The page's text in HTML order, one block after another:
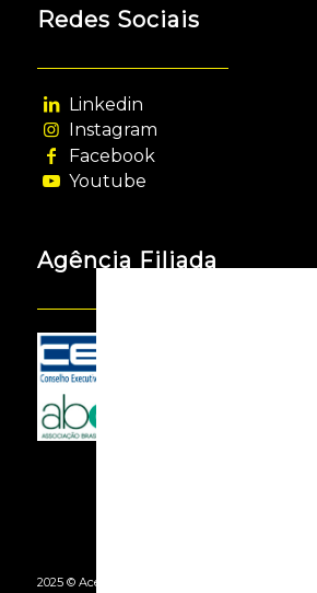
Redes Sociais
Linkedin
Instagram
Facebook
Youtube
Agência Filiada
2025 © Acessooh. Todos os Direitos Reservados -